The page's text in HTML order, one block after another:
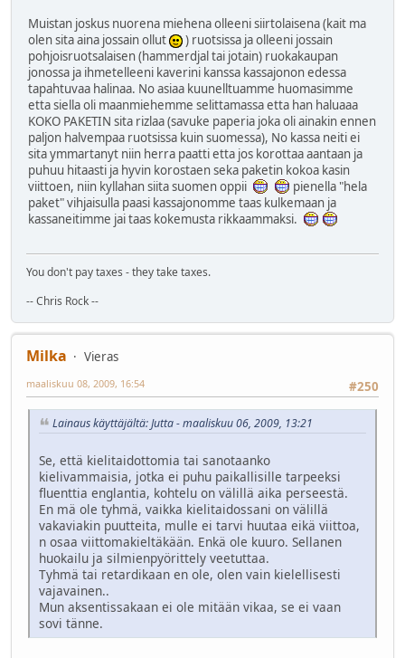
Muistan joskus nuorena miehena olleeni siirtolaisena (kait ma
olen sita aina jossain ollut
) ruotsissa ja olleeni jossain
pohjoisruotsalaisen (hammerdjal tai jotain) ruokakaupan
jonossa ja ihmetelleeni kaverini kanssa kassajonon edessa
tapahtuvaa halinaa. No asiaa kuunelltuamme huomasimme
etta siella oli maanmiehemme selittamassa etta han haluaaa
KOKO PAKETIN sita rizlaa (savuke paperia joka oli ainakin ennen
paljon halvempaa ruotsissa kuin suomessa), No kassa neiti ei
sita ymmartanyt niin herra paatti etta jos korottaa aantaan ja
puhuu hitaasti ja hyvin korostaen seka paketin kokoa kasin
viittoen, niin kyllahan siita suomen oppii
pienella "hela
paket" vihjaisulla paasi kassajonomme taas kulkemaan ja
kassaneitimme jai taas kokemusta rikkaammaksi.
You don't pay taxes - they take taxes.
-- Chris Rock --
Milka
Vieras
#250
maaliskuu 08, 2009, 16:54
Lainaus käyttäjältä: Jutta - maaliskuu 06, 2009, 13:21
Se, että kielitaidottomia tai sanotaanko
kielivammaisia, jotka ei puhu paikallisille tarpeeksi
fluenttia englantia, kohtelu on välillä aika perseestä.
En mä ole tyhmä, vaikka kielitaidossani on välillä
vakaviakin puutteita, mulle ei tarvi huutaa eikä viittoa,
n osaa viittomakieltäkään. Enkä ole kuuro. Sellanen
huokailu ja silmienpyörittely veetuttaa.
Tyhmä tai retardikaan en ole, olen vain kielellisesti
vajavainen..
Mun aksentissakaan ei ole mitään vikaa, se ei vaan
sovi tänne.